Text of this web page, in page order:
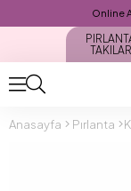
Online
TAKILAR
Anasayfa Pırlanta